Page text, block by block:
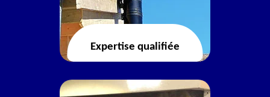
Expertise qualifiée